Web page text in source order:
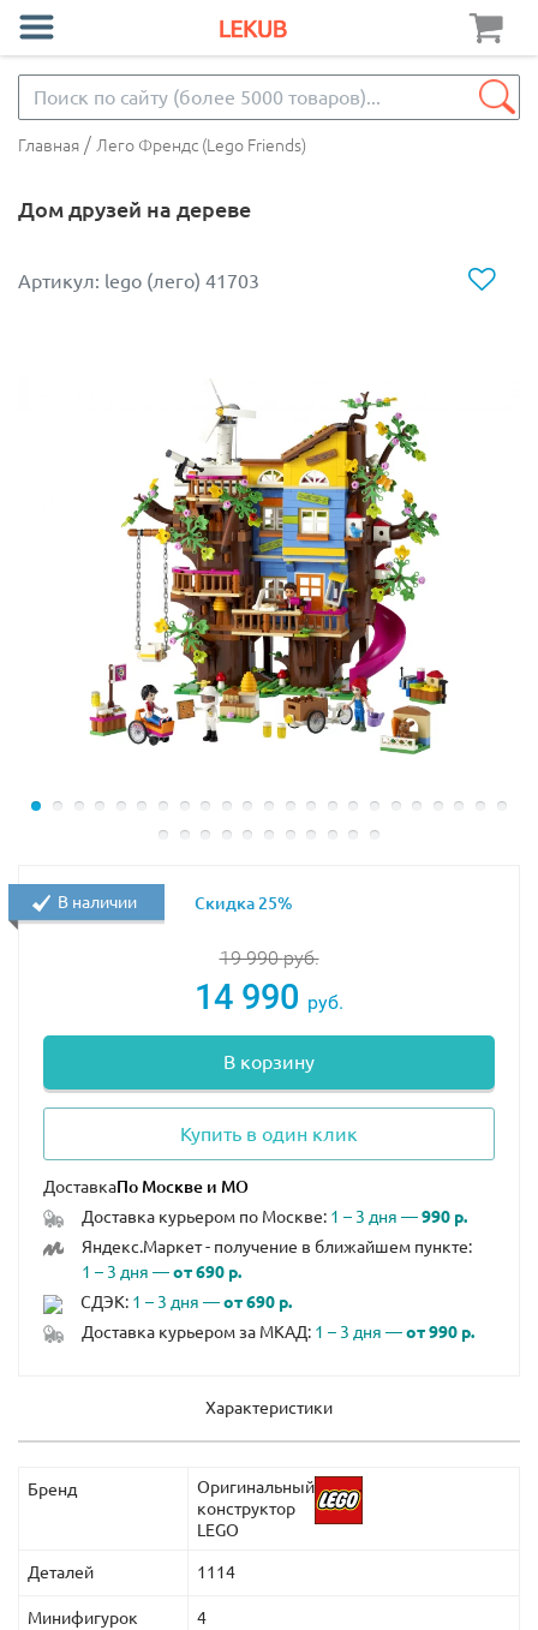
Главная / Лего Френдс (Lego Friends)
Дом друзей на дереве
Артикул: lego (лего) 41703
19 990руб.
14 990 руб.
В корзину
Купить в один клик
Доставка
Доставка курьером по Москве: 1 – 3 дня —990 р.
Яндекс.Маркет - получение в ближайшем пункте:
1 – 3 дня —от 690 р.
СДЭК: 1 – 3 дня —от 690 р.
Доставка курьером за МКАД: 1 – 3 дня —от 990 р.
В наличии Скидка 25%
Характеристики
Бренд
Оригинальный
конструктор
LEGO
Деталей 1114
Минифигурок 4